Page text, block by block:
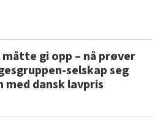
måtte gi opp – nå prøver
selskap seg
med dansk lavpris